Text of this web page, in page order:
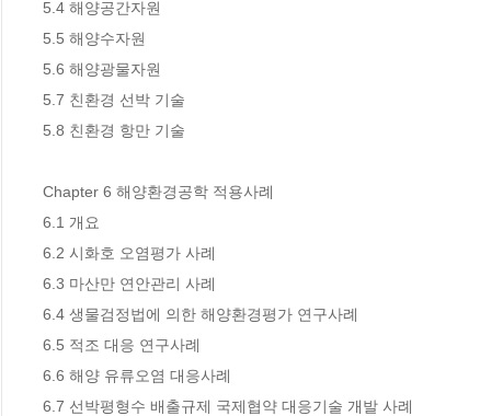
5.4 해양공간자원
5.5 해양수자원
5.6 해양광물자원
5.7 친환경 선박 기술
5.8 친환경 항만 기술
Chapter 6 해양환경공학 적용사례
6.1 개요
6.2 시화호 오염평가 사례
6.3 마산만 연안관리 사례
6.4 생물검정법에 의한 해양환경평가 연구사례
6.5 적조 대응 연구사례
6.6 해양 유류오염 대응사례
6.7 선박평형수 배출규제 국제협약 대응기술 개발 사례